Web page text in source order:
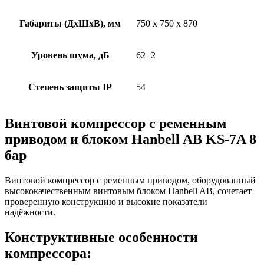
Габариты (ДхШхВ), мм 750 х 750 х 870
Уровень шума, дБ 62±2
Степень защиты IP 54
Винтовой компрессор с ременным
приводом и блоком Hanbell AB KS-7A 8
бар
Винтовой компрессор с ременным приводом, оборудованный
высококачественным винтовым блоком Hanbell AB, сочетает
проверенную конструкцию и высокие показатели
надёжности.
Конструктивные особенности
компрессора: